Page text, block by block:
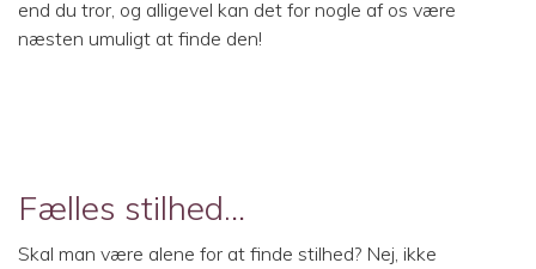
end du tror, og alligevel kan det for nogle af os være
næsten umuligt at finde den!
Fælles stilhed…
Skal man være alene for at finde stilhed? Nej, ikke